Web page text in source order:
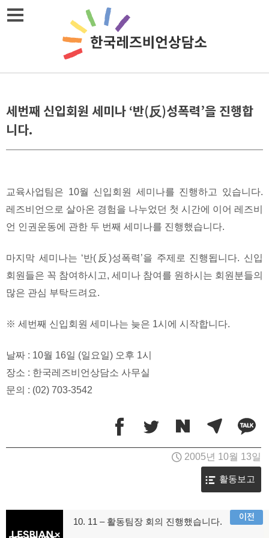
Skip
세번째 신입회원 세미나 ‘반(反)성폭력’을 진행합
니다.
교육사업팀은 10월 신입회원 세미나를 진행하고 있습니다.
레즈비언으로 살아온 경험을 나누었던 첫 시간에 이어 레즈비
언 인권운동에 관한 두 번째 세미나를 진행했습니다.
마지막 세미나는 ‘반(反)성폭력’을 주제로 진행됩니다. 신입
회원들은 꼭 참여하시고, 세미나 참여를 원하시는 회원분들의
많은 관심 부탁드려요.
※ 세번째 신입회원 세미나는 늦은 1시에 시작합니다.
날짜 : 10월 16일 (일요일) 오후 1시
장소 : 한국레즈비언상담소 사무실
문의 : (02) 703-3542
2005년 10월 13일
활동보고
이전
10. 11 – 활동팀장 회의 진행했습니다.